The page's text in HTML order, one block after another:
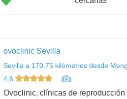
ovoclinic Sevilla
Sevilla a 170,75 kilómetros desde
4,6
Ovoclinic, clínicas de